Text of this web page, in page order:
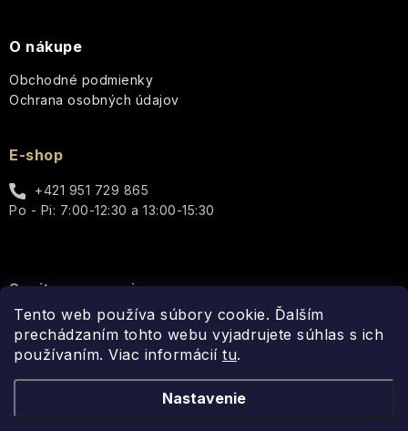
Tento web používa súbory cookie. Ďalším
prechádzaním tohto webu vyjadrujete súhlas s ich
používaním. Viac informácií tu.
Nastavenie
O nákupe
Obchodné podmienky
Ochrana osobných údajov
E-shop
+421 951 729 865
Po - Pi: 7:00-12:30 a 13:00-15:30
Spojte sa s nami